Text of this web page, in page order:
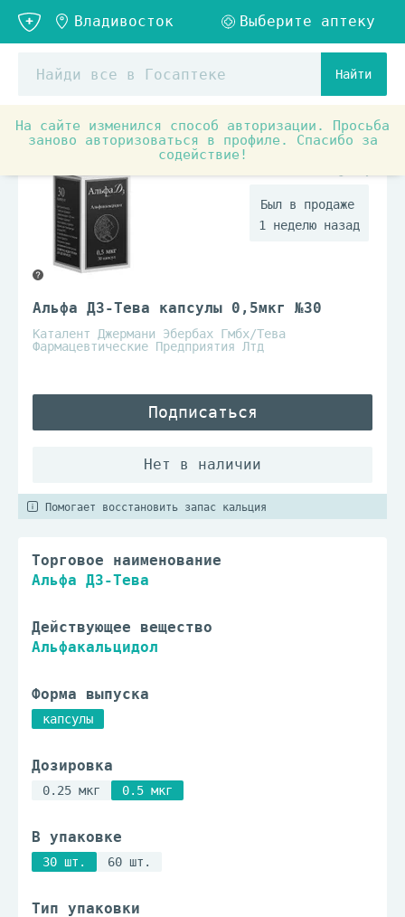
Найти
На сайте изменился способ авторизации. Просьба
заново авторизоваться в профиле. Спасибо за
содействие!
Аптечные товары Препараты при заболеваниях
Альфа Д3-Тева капсулы 0,5мкг №30
Каталент Джермани Эбербах Гмбх/Тева
Фармацевтические Предприятия Лтд
1 неделю назад
Подписаться
Помогает восстановить запас кальция
Торговое наименование
Альфа Д3-Тева
Действующее вещество
Альфакальцидол
Форма выпуска
капсулы
Дозировка
0.25 мкг 0.5 мкг
В упаковке
30 шт. 60 шт.
Тип упаковки